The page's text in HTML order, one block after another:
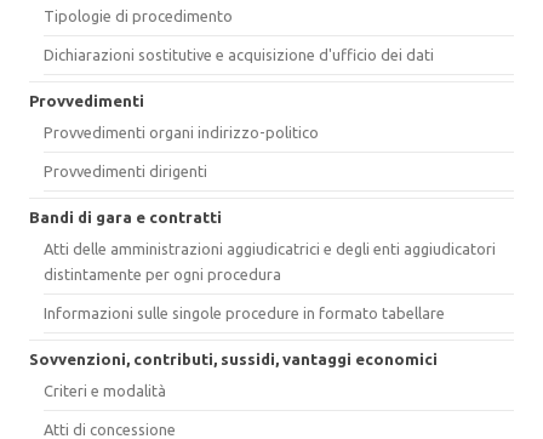
Tipologie di procedimento
Dichiarazioni sostitutive e acquisizione d'ufficio dei dati
Provvedimenti
Provvedimenti organi indirizzo-politico
Provvedimenti dirigenti
Bandi di gara e contratti
Atti delle amministrazioni aggiudicatrici e degli enti aggiudicatori
distintamente per ogni procedura
Informazioni sulle singole procedure in formato tabellare
Sovvenzioni, contributi, sussidi, vantaggi economici
Criteri e modalità
Atti di concessione